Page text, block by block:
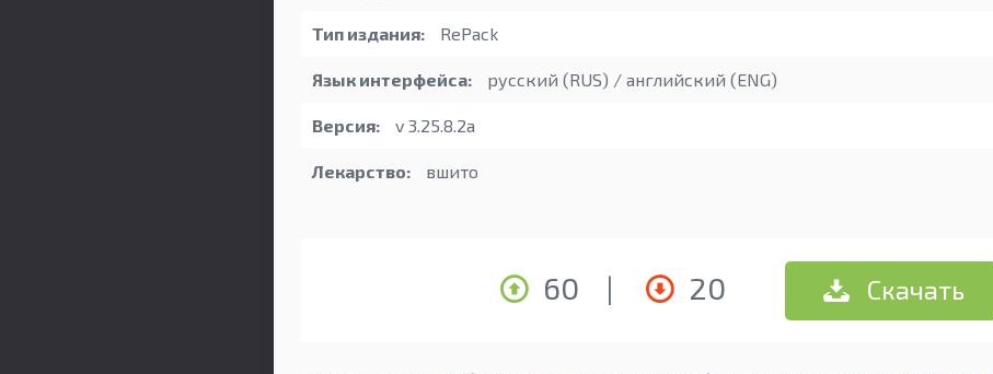
Тип издания: RePack
Язык интерфейса: русский (RUS) / английский (ENG)
Версия: v 3.25.8.2a
Лекарство: вшито
60 | 20 Скачать